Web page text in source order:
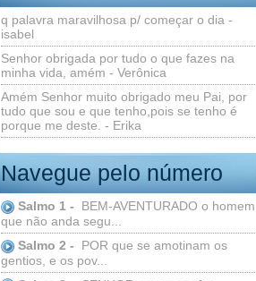
q palavra maravilhosa p/ começar o dia -
isabel
Senhor obrigada por tudo o que fazes na
minha vida, amém - Verônica
Amém Senhor muito obrigado meu Pai, por
tudo que sou e que tenho,pois se tenho é
porque me deste. - Erika
Navegue pelo número
Salmo 1 -
BEM-AVENTURADO o homem
que não anda segu...
Salmo 2 -
POR que se amotinam os
gentios, e os pov...